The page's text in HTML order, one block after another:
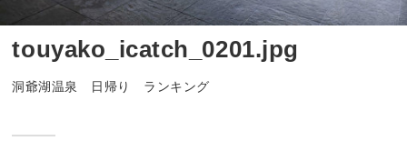
touyako_icatch_0201.jpg
洞爺湖温泉 日帰り ランキング